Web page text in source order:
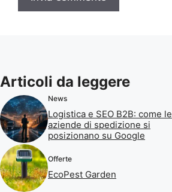
Articoli da leggere
News
Logistica e SEO B2B: come le
aziende di spedizione si
posizionano su Google
Offerte
EcoPest Garden